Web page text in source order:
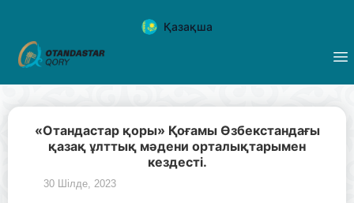
Қазақша
«Отандастар қоры» Қоғамы Өзбекстандағы
қазақ ұлттық мәдени орталықтарымен
кездесті.
30 Шілде, 2023